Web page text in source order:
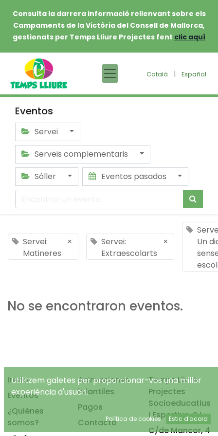
Consulta la darrera informació rellenvant sobre els
Campaments de la Victòria del Consell de Mallorca,
gestionats per Temps Lliure Projectes fent clic aquí
Català | Español
Eventos
Servei
Serveis complementaris
Sóller
Eventos pasados
Servei:
Matineres
×
Servei:
Extraescolarts
×
Un
No se encontraron eventos.
Inicio
Eventos
¿Quiénes
somos?
Animaciones
infantiles
Pagos
Contacto
Temps Lliure
Projectes
Socioeducatius
i Esportius, S.L.
C/de Mancor, 4
Utilitzem galetes per proporcionar-vos una millor
experiència d'usuari.
Política de cookies Estic d'acord